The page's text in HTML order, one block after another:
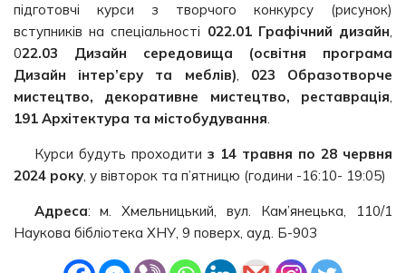
підготовчі курси з творчого конкурсу (рисунок)
вступників на спеціальності 022.01 Графічний дизайн,
022.03 Дизайн середовища (освітня програма
Дизайн інтер’єру та меблів), 023 Образотворче
мистецтво, декоративне мистецтво, реставрація,
191 Архітектура та містобудування.
Курси будуть проходити з 14 травня по 28 червня
2024 року, у вівторок та п’ятницю (години -16:10- 19:05)
Адреса: м. Хмельницький, вул. Кам’янецька, 110/1
Наукова бібліотека ХНУ, 9 поверх, ауд. Б-903